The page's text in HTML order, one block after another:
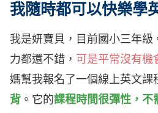
我隨時都可以快樂學
我是妍寶貝，目前國小三年級
力都還不錯， 可是平常沒有機
媽幫我報名了一個線上英文課
背 。它的課程時間很彈性，不